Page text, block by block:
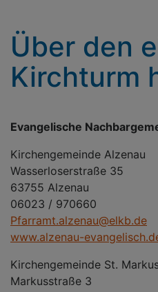
Über den
Kirchturm
Evangelische
Kirchengemeinde Alzenau
Wasserloserstraße 35
63755 Alzenau
06023 / 970660
Pfarramt.alzenau@elkb.de
www.alzenau-
Kirchengemeinde St.
Markusstraße 3